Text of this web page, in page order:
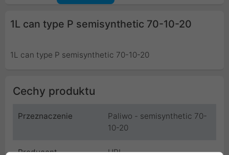
1L can type P semisynthetic 70-10-20
1L can type P semisynthetic 70-10-20
Cechy produktu
Przeznaczenie
Paliwo - semisynthetic 70-
10-20
Producent HPI